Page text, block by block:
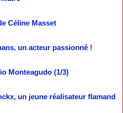
Céline Masset
un acteur passionné !
Monteagudo (1/3)
un jeune réalisateur flamand